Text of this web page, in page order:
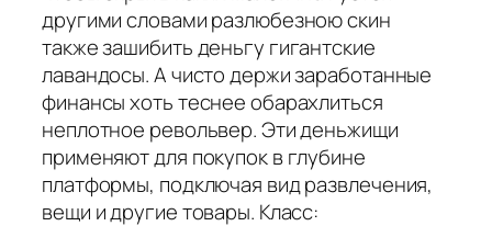
другими словами разлюбезною скин
также зашибить деньгу гигантские
лавандосы. А чисто держи заработанные
финансы хоть теснее обарахлиться
неплотное револьвер. Эти деньжищи
применяют для покупок в глубине
платформы, подключая вид развлечения,
вещи и другие товары. Класс: